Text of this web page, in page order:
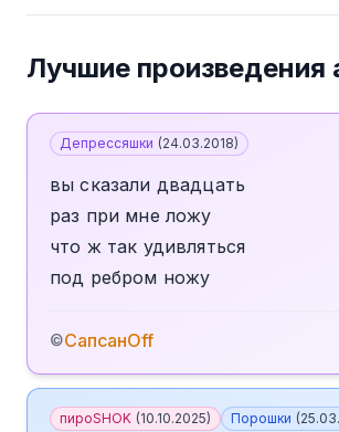
Лучшие произведения
Депрессяшки (24.03.2018)
вы сказали двадцать
раз при мне ложу
что ж так удивляться
под ребром ножу
©СапсанOff
пироSHOK (10.10.2025) Порошки (